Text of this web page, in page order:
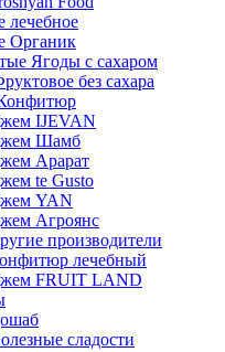
лечебное
Органик
Ягоды с сахаром
без сахара
IJEVAN
Шамб
Арарат
te Gusto
YAN
Агроянс
производители
лечебный
FRUIT LAND
сладости